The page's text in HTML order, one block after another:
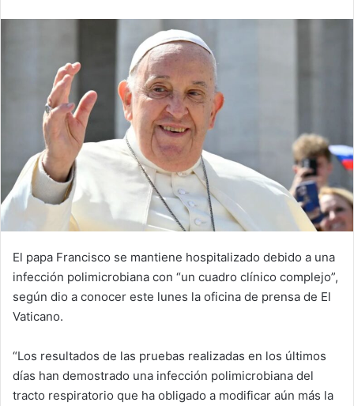
El papa Francisco se mantiene hospitalizado debido a una
infección polimicrobiana con “un cuadro clínico complejo”,
según dio a conocer este lunes la oficina de prensa de El
Vaticano.
“Los resultados de las pruebas realizadas en los últimos
días han demostrado una infección polimicrobiana del
tracto respiratorio que ha obligado a modificar aún más la